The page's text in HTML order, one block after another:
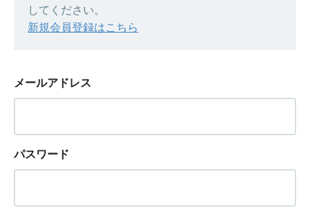
してください。
新規会員登録はこちら
メールアドレス
パスワード